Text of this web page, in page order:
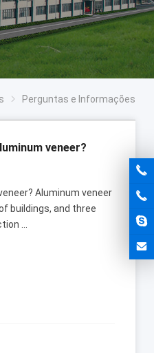
Perguntas e Informações
veneer?
?Aluminum veneer
buildings,and three